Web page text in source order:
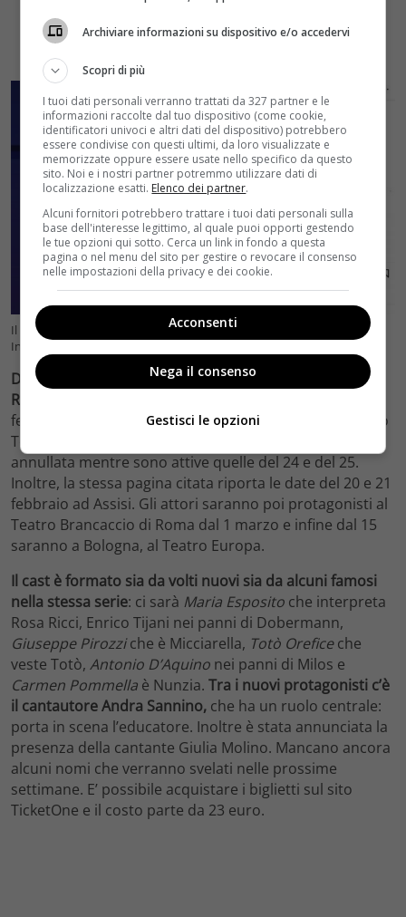
Il Musicale di Mare Fuori: chi sono gli attori protagonisti (Foto
Instagram @marefuori-ilmusical) velvetcinema.it
Dal 20 gennaio 2024 lo spettacolo sarà realizzato a
Ragusa,
febbraio il cast doveva essere presente a Bari, al Teatro
Team, ma il sito TicketOne riporta che la tappa è stata
annullata mentre sono attive quelle del 24 e del 25.
Inoltre, la stessa pagina citata riporta le date del 20 e 21
febbraio ad Assisi. Gli attori saranno poi protagonisti al
Teatro Brancaccio di Roma dal 1 marzo e infine dal 15
saranno a Bologna, al Teatro Europa.
Il cast è formato sia da volti nuovi sia da alcuni famosi
nella stessa serie: ci sarà Maria Esposito che interpreta
Rosa Ricci, Enrico Tijani nei panni di Dobermann,
Giuseppe Pirozziche è Micciarella, Totò Oreficeche
veste Totò, Antonio D’Aquino nei panni di Milos e
Carmen Pommella è Nunzia. Tra i nuovi protagonisti c’è
il cantautore Andra Sannino, che ha un ruolo centrale:
porta in scena l’educatore. Inoltre è stata annunciata la
presenza della cantante Giulia Molino. Mancano ancora
alcuni nomi che verranno svelati nelle prossime
settimane. E’ possibile acquistare i biglietti sul sito
TicketOne e il costo parte da 23 euro.
Archiviare informazioni su dispositivo e/o accedervi
Scopri di più
I tuoi dati personali verranno trattati da 327 partner e le
informazioni raccolte dal tuo dispositivo (come cookie,
identificatori univoci e altri dati del dispositivo) potrebbero
essere condivise con questi ultimi, da loro visualizzate e
memorizzate oppure essere usate nello specifico da questo
sito. Noi e i nostri partner potremmo utilizzare dati di
localizzazione esatti. Elenco dei partner.
Alcuni fornitori potrebbero trattare i tuoi dati personali sulla
base dell'interesse legittimo, al quale puoi opporti gestendo
le tue opzioni qui sotto. Cerca un link in fondo a questa
pagina o nel menu del sito per gestire o revocare il consenso
nelle impostazioni della privacy e dei cookie.
Acconsenti
Nega il consenso
Gestisci le opzioni